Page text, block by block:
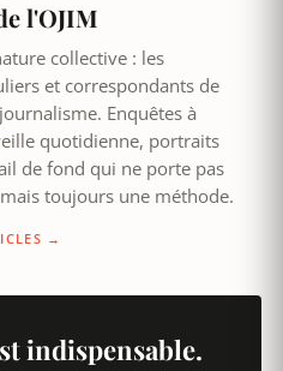
l'OJIM
collective : les
et correspondants de
Enquêtes à
quotidienne, portraits
de fond qui ne porte pas
toujours une méthode.
→
indispensable.